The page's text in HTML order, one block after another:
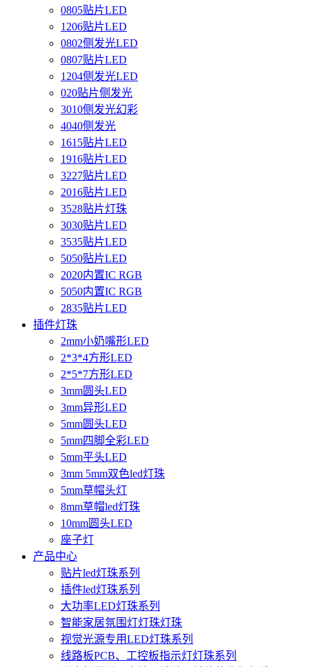
0805贴片LED
1206贴片LED
0802侧发光LED
0807贴片LED
1204侧发光LED
020贴片侧发光
3010侧发光幻彩
4040侧发光
1615贴片LED
1916贴片LED
3227贴片LED
2016贴片LED
3528贴片灯珠
3030贴片LED
3535贴片LED
5050贴片LED
2020内置IC RGB
5050内置IC RGB
2835贴片LED
插件灯珠
2mm小奶嘴形LED
2*3*4方形LED
2*5*7方形LED
3mm圆头LED
3mm异形LED
5mm圆头LED
5mm四脚全彩LED
5mm平头LED
3mm 5mm双色led灯珠
5mm草帽头灯
8mm草帽led灯珠
10mm圆头LED
座子灯
产品中心
贴片led灯珠系列
插件led灯珠系列
大功率LED灯珠系列
智能家居氛围灯灯珠灯珠
视觉光源专用LED灯珠系列
线路板PCB、工控板指示灯灯珠系列